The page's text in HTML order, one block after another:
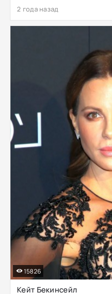
2 года назад
Кейт Бекинсейл
15826